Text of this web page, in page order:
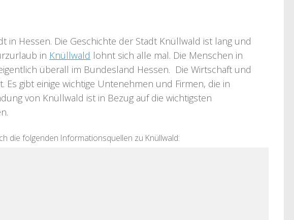
in Hessen. Die Geschichte der Stadt Knüllwald ist lang und
in Knüllwald lohnt sich alle mal. Die Menschen in
überall im Bundesland Hessen. Die Wirtschaft und
gibt einige wichtige Untenehmen und Firmen, die in
von Knüllwald ist in Bezug auf die wichtigsten
die folgenden Informationsquellen zu Knüllwald: